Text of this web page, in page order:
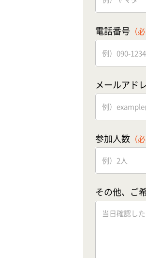
電話番号 （
メールアド
参加人数 （
その他、ご